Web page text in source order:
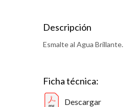
Descripción
Esmalte al Agua Brillante.
Ficha técnica:
Descargar